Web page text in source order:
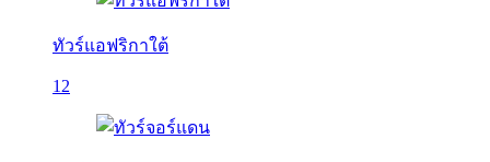
ทัวร์แอฟริกาใต้
12